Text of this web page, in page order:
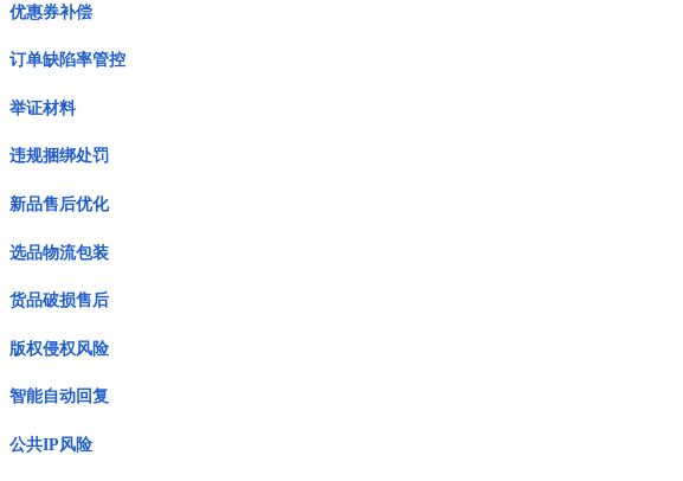
优惠券补偿
订单缺陷率管控
举证材料
违规捆绑处罚
新品售后优化
选品物流包装
货品破损售后
版权侵权风险
智能自动回复
公共IP风险